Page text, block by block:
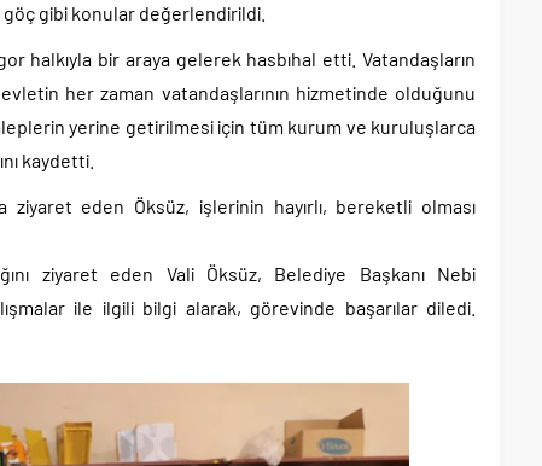
gibi konular değerlendirildi.
halkıyla bir araya gelerek hasbıhal etti. Vatandaşların
her zaman vatandaşlarının hizmetinde olduğunu
yerine getirilmesi için tüm kurum ve kuruluşlarca
kaydetti.
eden Öksüz, işlerinin hayırlı, bereketli olması
ziyaret eden Vali Öksüz, Belediye Başkanı Nebi
ile ilgili bilgi alarak, görevinde başarılar diledi.